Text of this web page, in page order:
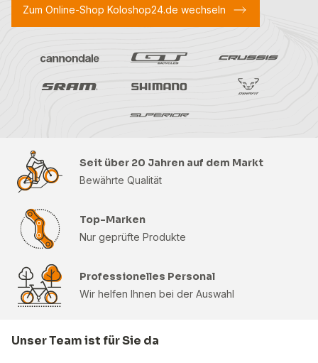
Zum Online-Shop Koloshop24.de wechseln
Seit über 20 Jahren auf dem Markt
Bewährte Qualität
Top-Marken
Nur geprüfte Produkte
Professionelles Personal
Wir helfen Ihnen bei der Auswahl
Unser Team ist für Sie da